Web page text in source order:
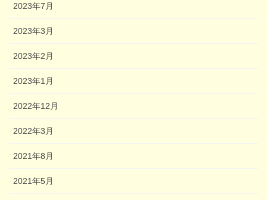
2023年7月
2023年3月
2023年2月
2023年1月
2022年12月
2022年3月
2021年8月
2021年5月